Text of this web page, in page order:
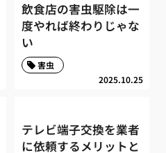
飲食店の害虫駆除は一
度やれば終わりじゃな
い
2025.10.25
害虫
テレビ端子交換を業者
に依頼するメリットと